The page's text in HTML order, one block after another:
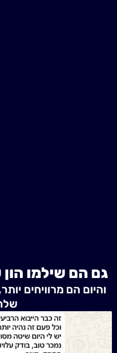
גם הם שילמו
והיום הם מרוויחים